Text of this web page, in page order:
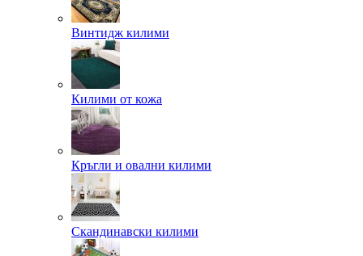
Винтидж килими
Килими от кожа
Кръгли и овални килими
Скандинавски килими